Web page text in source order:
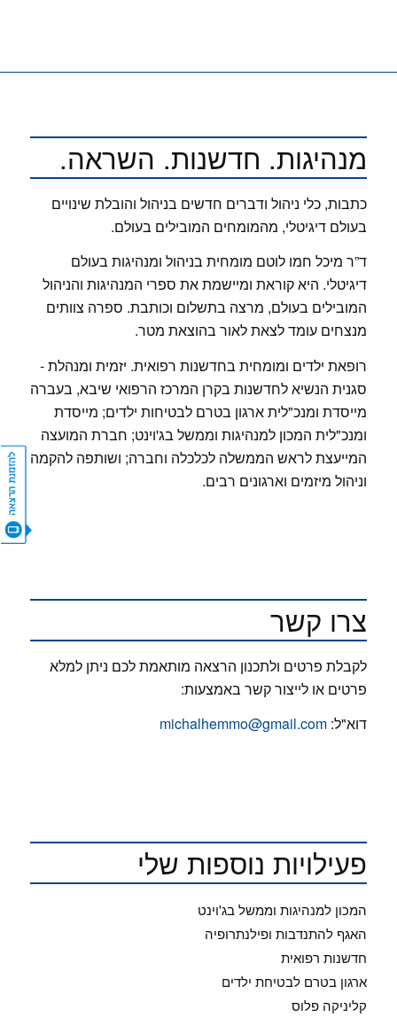
מנהיגות. חדשנות. השראה.
כתבות, כלי ניהול ודברים חדשים בניהול והובלת שינויים
בעולם דיגיטלי, מהמומחים המובילים בעולם.
ד”ר מיכל חמו לוטם מומחית בניהול ומנהיגות בעולם
דיגיטלי. היא קוראת ומיישמת את ספרי המנהיגות והניהול
המובילים בעולם, מרצה בתשלום וכותבת. ספרה צוותים
מנצחים עומד לצאת לאור בהוצאת מטר.
רופאת ילדים ומומחית בחדשנות רפואית. יזמית ומנהלת -
סגנית הנשיא לחדשנות בקרן המרכז הרפואי שיבא, בעברה
מייסדת ומנכ"לית ארגון בטרם לבטיחות ילדים; מייסדת
ומנכ"לית המכון למנהיגות וממשל בג'וינט; חברת המועצה
המייעצת לראש הממשלה לכלכלה וחברה; ושותפה להקמה
וניהול מיזמים וארגונים רבים.
צרו קשר
לקבלת פרטים ולתכנון הרצאה מותאמת לכם ניתן למלא
פרטים או לייצור קשר באמצעות:
דוא"ל: michalhemmo@gmail.com
פעילויות נוספות שלי
המכון למנהיגות וממשל בג'וינט
האגף להתנדבות ופילנתרופיה
חדשנות רפואית
ארגון בטרם לבטיחת ילדים
קליניקה פלוס
CONTACT US